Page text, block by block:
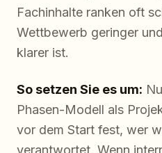
Fachinhalte ranken oft
Wettbewerb geringer
klarer ist.
So setzen Sie es um:
Phasen-Modell als
vor dem Start fest, wer
verantwortet. Wenn